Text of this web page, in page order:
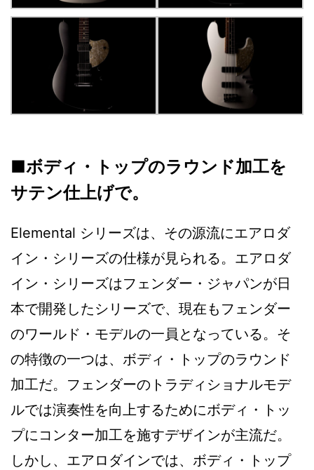
■ボディ・トップのラウンド加工を
サテン仕上げで。
Elemental シリーズは、その源流にエアロダ
イン・シリーズの仕様が見られる。エアロダ
イン・シリーズはフェンダー・ジャパンが日
本で開発したシリーズで、現在もフェンダー
のワールド・モデルの一員となっている。そ
の特徴の一つは、ボディ・トップのラウンド
加工だ。フェンダーのトラディショナルモデ
ルでは演奏性を向上するためにボディ・トッ
プにコンター加工を施すデザインが主流だ。
しかし、エアロダインでは、ボディ・トップ